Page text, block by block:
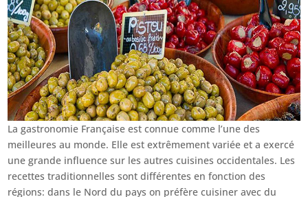
La gastronomie Française est connue comme l’une des
meilleures au monde. Elle est extrêmement variée et a exercé
une grande influence sur les autres cuisines occidentales. Les
recettes traditionnelles sont différentes en fonction des
régions: dans le Nord du pays on préfère cuisiner avec du